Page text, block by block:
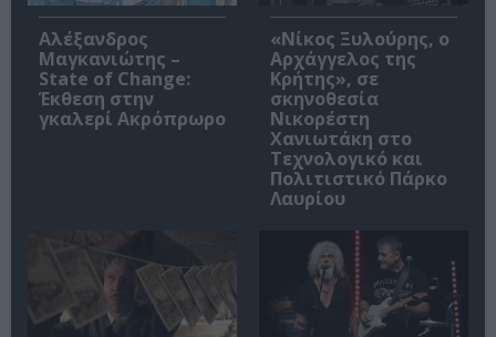
Αλέξανδρος
Μαγκανιώτης –
State of Change:
Έκθεση στην
γκαλερί Ακρόπρωρο
«Νίκος Ξυλούρης, ο
Αρχάγγελος της
Κρήτης», σε
σκηνοθεσία
Νικορέστη
Χανιωτάκη στο
Τεχνολογικό και
Πολιτιστικό Πάρκο
Λαυρίου